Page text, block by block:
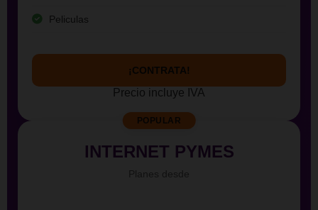
Peliculas
¡CONTRATA!
Precio incluye IVA
POPULAR
INTERNET PYMES